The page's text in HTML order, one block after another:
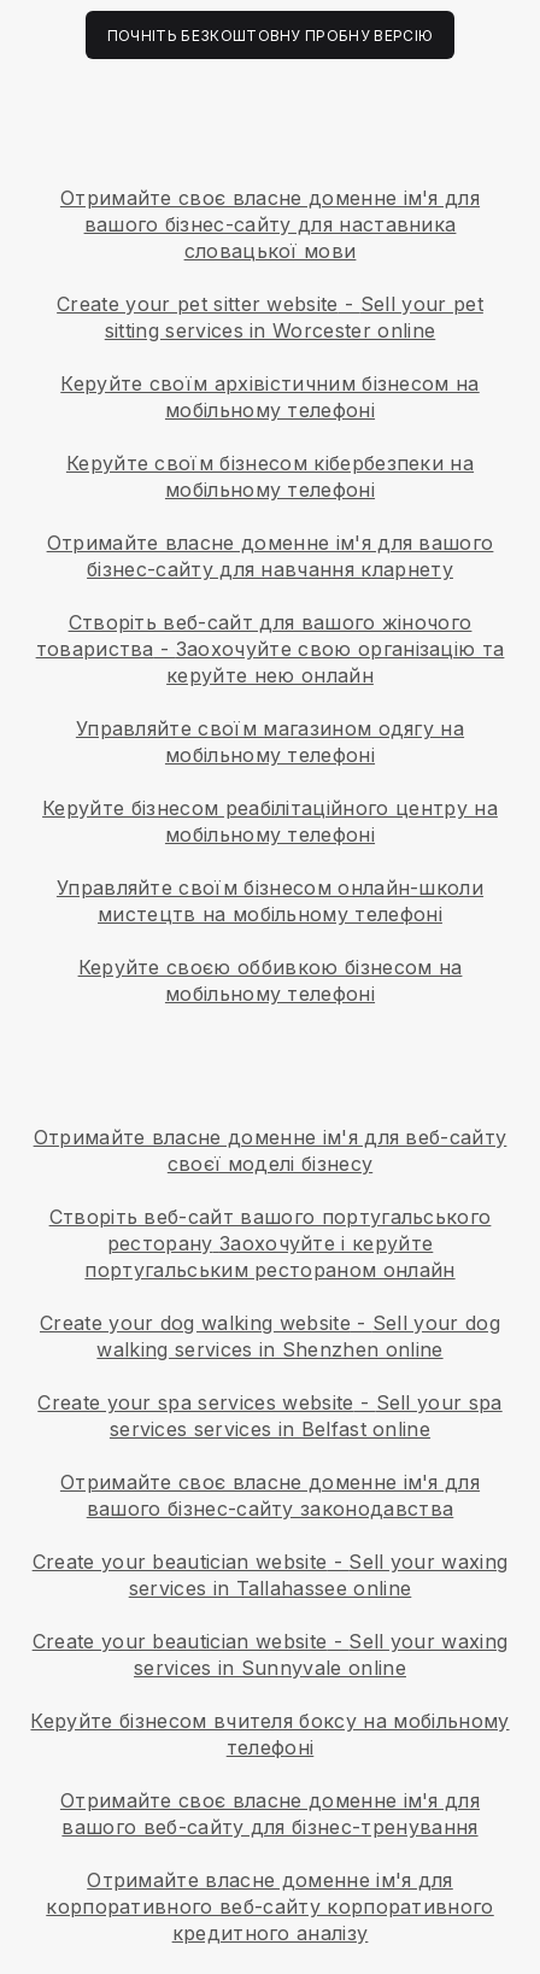
ПОЧНІТЬ БЕЗКОШТОВНУ ПРОБНУ ВЕРСІЮ
Отримайте своє власне доменне ім'я для
вашого бізнес-сайту для наставника
словацької мови
Create your pet sitter website - Sell your pet
sitting services in Worcester online
Керуйте своїм архівістичним бізнесом на
мобільному телефоні
Керуйте своїм бізнесом кібербезпеки на
мобільному телефоні
Отримайте власне доменне ім'я для вашого
бізнес-сайту для навчання кларнету
Створіть веб-сайт для вашого жіночого
товариства - Заохочуйте свою організацію та
керуйте нею онлайн
Управляйте своїм магазином одягу на
мобільному телефоні
Керуйте бізнесом реабілітаційного центру на
мобільному телефоні
Управляйте своїм бізнесом онлайн-школи
мистецтв на мобільному телефоні
Керуйте своєю оббивкою бізнесом на
мобільному телефоні
Отримайте власне доменне ім'я для веб-сайту
своєї моделі бізнесу
Створіть веб-сайт вашого португальського
ресторану Заохочуйте і керуйте
португальським рестораном онлайн
Create your dog walking website - Sell your dog
walking services in Shenzhen online
Create your spa services website - Sell your spa
services services in Belfast online
Отримайте своє власне доменне ім'я для
вашого бізнес-сайту законодавства
Create your beautician website - Sell your waxing
services in Tallahassee online
Create your beautician website - Sell your waxing
services in Sunnyvale online
Керуйте бізнесом вчителя боксу на мобільному
телефоні
Отримайте своє власне доменне ім'я для
вашого веб-сайту для бізнес-тренування
Отримайте власне доменне ім'я для
корпоративного веб-сайту корпоративного
кредитного аналізу